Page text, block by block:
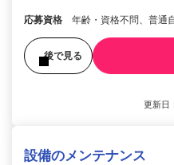
応募資格 年齢・資格不問、普通
後で見る
更新日
設備のメンテナンス